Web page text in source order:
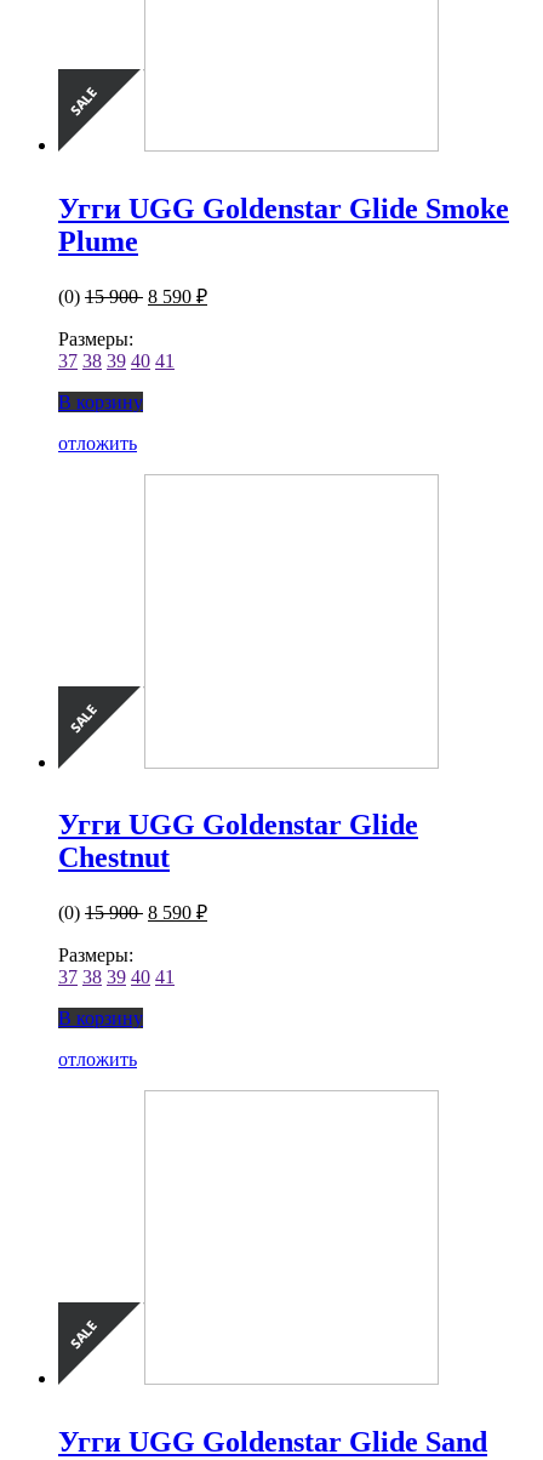
Угги UGG Goldenstar Glide Smoke
Plume
(0) 15 900 8 590 ₽
Размеры:
37 38 39 40 41
В корзину
отложить
Угги UGG Goldenstar Glide
Chestnut
(0) 15 900 8 590 ₽
Размеры:
37 38 39 40 41
В корзину
отложить
Угги UGG Goldenstar Glide Sand